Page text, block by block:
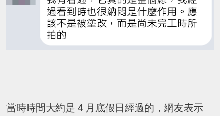
當時時間大約是 4 月底假日經過的，網友表示